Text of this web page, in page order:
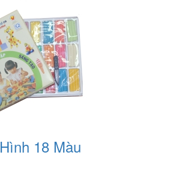
18 Màu